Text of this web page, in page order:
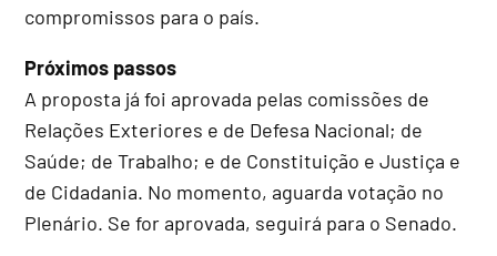
compromissos para o país.
Próximos passos
A proposta já foi aprovada pelas comissões de
Relações Exteriores e de Defesa Nacional; de
Saúde; de Trabalho; e de Constituição e Justiça e
de Cidadania. No momento, aguarda votação no
Plenário. Se for aprovada, seguirá para o Senado.